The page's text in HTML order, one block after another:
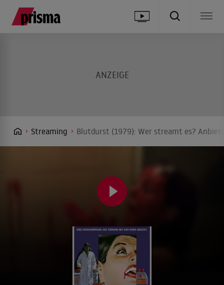
Streaming Blutdurst (1979): Wer streamt es?